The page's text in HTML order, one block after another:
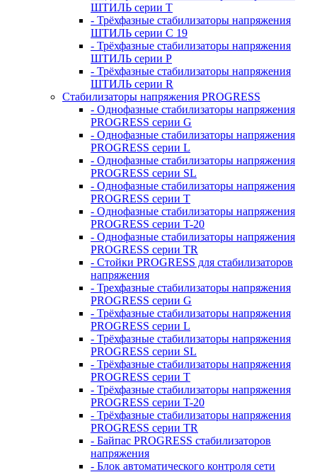
ШТИЛЬ серии T
- Трёхфазные стабилизаторы напряжения
ШТИЛЬ серии C 19
- Трёхфазные стабилизаторы напряжения
ШТИЛЬ серии P
- Трёхфазные стабилизаторы напряжения
ШТИЛЬ серии R
Стабилизаторы напряжения PROGRESS
- Однофазные стабилизаторы напряжения
PROGRESS серии G
- Однофазные стабилизаторы напряжения
PROGRESS серии L
- Однофазные стабилизаторы напряжения
PROGRESS серии SL
- Однофазные стабилизаторы напряжения
PROGRESS серии T
- Однофазные стабилизаторы напряжения
PROGRESS серии T-20
- Однофазные стабилизаторы напряжения
PROGRESS серии TR
- Стойки PROGRESS для стабилизаторов
напряжения
- Трехфазные стабилизаторы напряжения
PROGRESS серии G
- Трёхфазные стабилизаторы напряжения
PROGRESS серии L
- Трёхфазные стабилизаторы напряжения
PROGRESS серии SL
- Трёхфазные стабилизаторы напряжения
PROGRESS серии T
- Трёхфазные стабилизаторы напряжения
PROGRESS серии T-20
- Трёхфазные стабилизаторы напряжения
PROGRESS серии TR
- Байпас PROGRESS стабилизаторов
напряжения
- Блок автоматического контроля сети